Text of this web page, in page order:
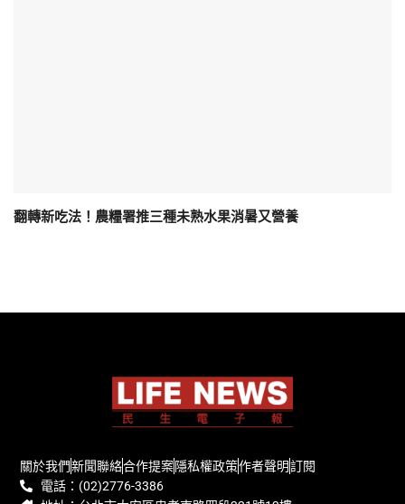
翻轉新吃法！農糧署推三種未熟水果消暑又營養
關於我們新聞聯絡合作提案隱私權政策作者聲明訂閱
電話：(02)2776-3386